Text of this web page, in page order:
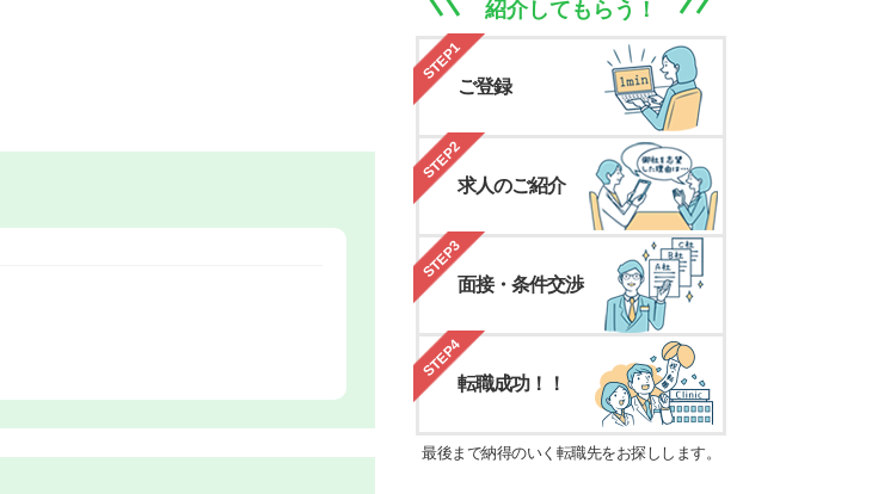
紹介してもらう！
STEP1
ご登録
STEP2
求人のご紹介
STEP3
面接・条件交渉
STEP4
転職成功！！
最後まで納得のいく転職先をお探しします。